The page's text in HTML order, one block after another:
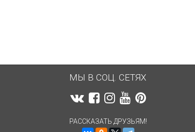
МЫ В СОЦ. СЕТЯХ
РАССКАЗАТЬ ДРУЗЬЯМ!